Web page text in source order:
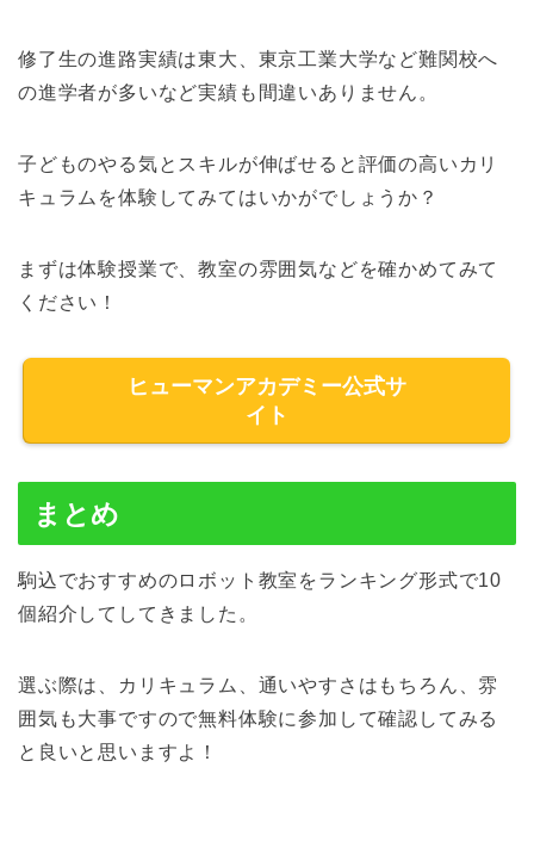
修了生の進路実績は東大、東京工業大学など難関校へ
の進学者が多いなど実績も間違いありません。
子どものやる気とスキルが伸ばせると評価の高いカリ
キュラムを体験してみてはいかがでしょうか？
まずは体験授業で、教室の雰囲気などを確かめてみて
ください！
ヒューマンアカデミー公式サ
イト
まとめ
駒込でおすすめのロボット教室をランキング形式で10
個紹介してしてきました。
選ぶ際は、カリキュラム、通いやすさはもちろん、雰
囲気も大事ですので無料体験に参加して確認してみる
と良いと思いますよ！